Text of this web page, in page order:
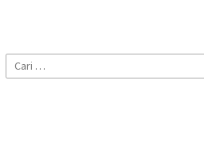
Cari
untuk: